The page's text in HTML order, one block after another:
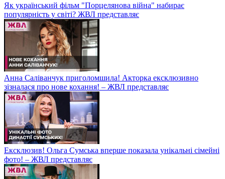
Як український фільм "Порцелянова війна" набирає
популярність у світі? ЖВЛ представляє
Анна Саліванчук приголомшила! Акторка ексклюзивно
зізналася про нове кохання! – ЖВЛ представляє
Ексклюзив! Ольга Сумська вперше показала унікальні сімейні
фото! – ЖВЛ представляє